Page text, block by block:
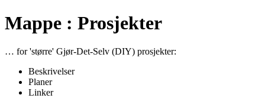
Mappe : Prosjekter
… for 'større' Gjør-Det-Selv (DIY) prosjekter:
Beskrivelser
Planer
Linker